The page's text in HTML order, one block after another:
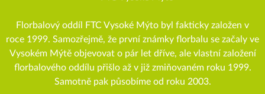
Florbalový oddíl FTC Vysoké Mýto byl fakticky založen v
roce 1999. Samozřejmě, že první známky florbalu se začaly ve
Vysokém Mýtě objevovat o pár let dříve, ale vlastní založení
florbalového oddílu přišlo až v již zmiňovaném roku 1999.
Samotně pak působíme od roku 2003.